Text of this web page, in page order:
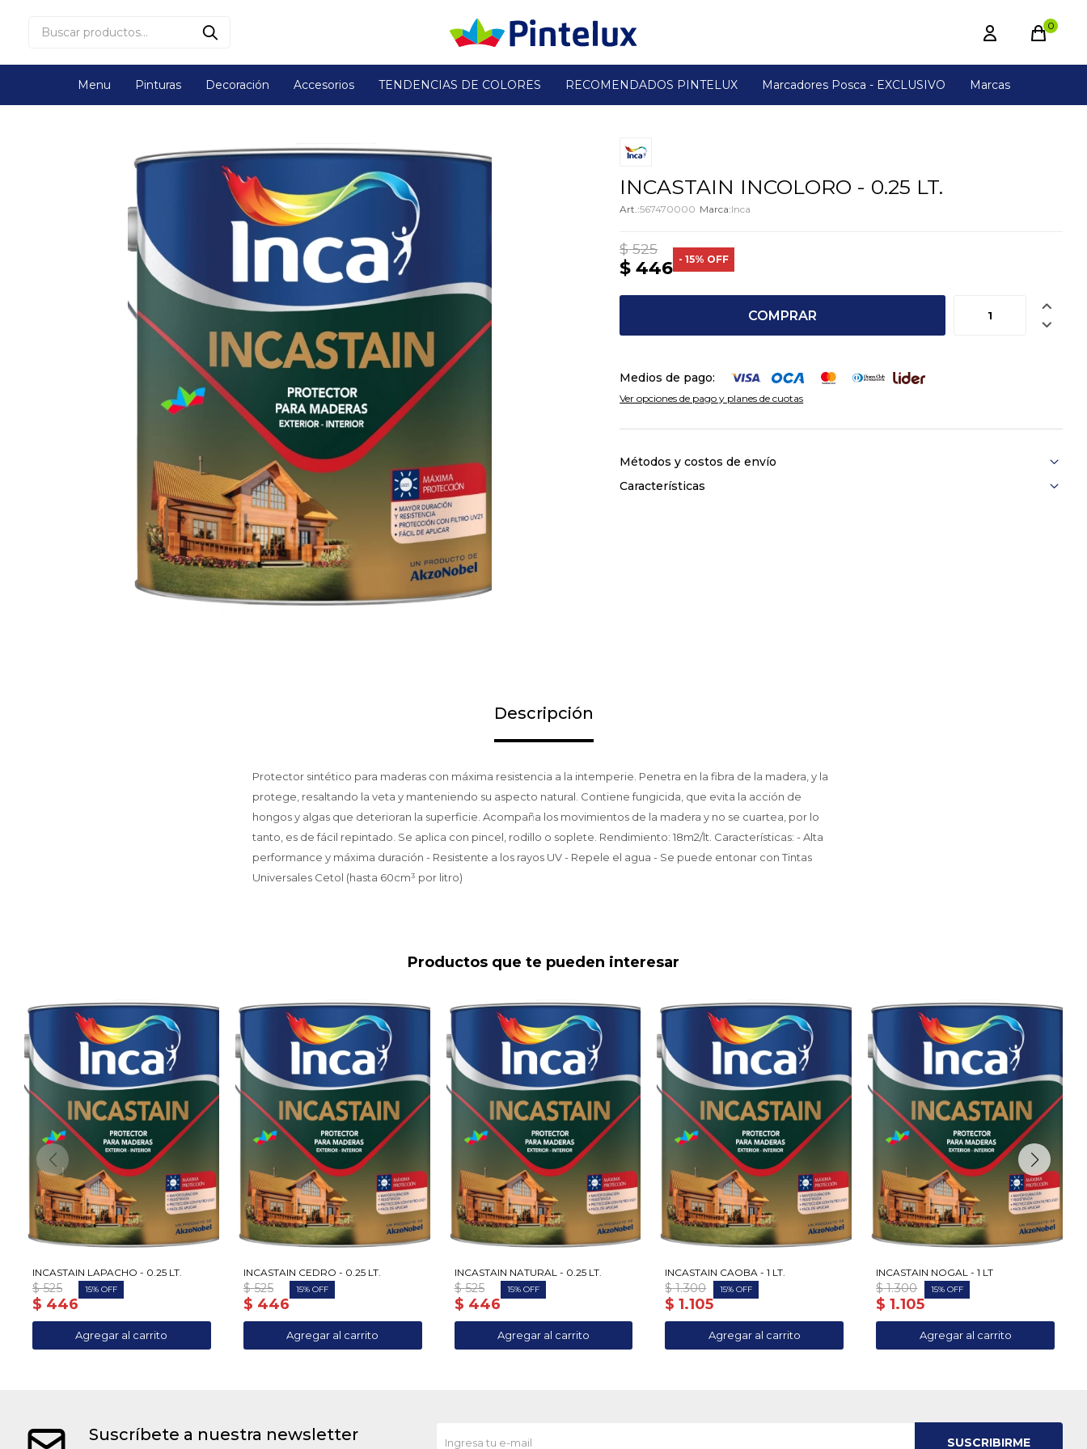
Menu Pinturas Decoración Accesorios TENDENCIAS DE COLORES RECOMENDADOS PINTELUX Marcadores Posca - EXCLUSIVO Marcas
0
INCASTAIN INCOLORO - 0.25 LT.
567470000 Inca
$ 446
$ 525
15
COMPRAR


Medios de pago:
Ver opciones de pago y planes de cuotas
Métodos y costos de envío
Características
Descripción
Protector sintético para maderas con máxima resistencia a la intemperie. Penetra en la fibra de la madera, y la
protege, resaltando la veta y manteniendo su aspecto natural. Contiene fungicida, que evita la acción de
hongos y algas que deterioran la superficie. Acompaña los movimientos de la madera y no se cuartea, por lo
tanto, es de fácil repintado. Se aplica con pincel, rodillo o soplete. Rendimiento: 18m2/lt. Características: - Alta
performance y máxima duración - Resistente a los rayos UV - Repele el agua - Se puede entonar con Tintas
Universales Cetol (hasta 60cm³ por litro)
Productos que te pueden interesar
INCASTAIN LAPACHO - 0.25 LT.
$ 446
$ 525 15
INCASTAIN CEDRO - 0.25 LT.
$ 446
$ 525 15
INCASTAIN NATURAL - 0.25 LT.
$ 446
$ 525 15
INCASTAIN CAOBA - 1 LT.
$ 1.105
$ 1.300 15
INCASTAIN NOGAL - 1 LT
$ 1.105
$ 1.300 15
Suscríbete a nuestra newsletter SUSCRIBIRME